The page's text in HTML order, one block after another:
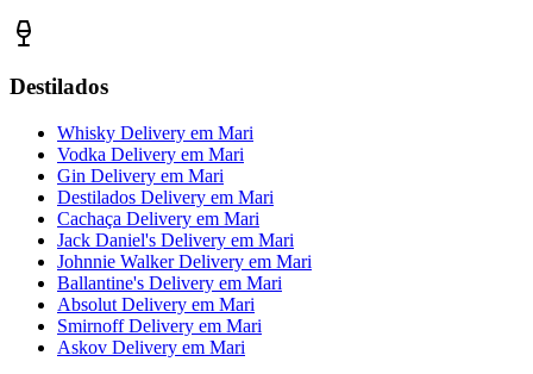
Destilados
Whisky Delivery em Mari
Vodka Delivery em Mari
Gin Delivery em Mari
Destilados Delivery em Mari
Cachaça Delivery em Mari
Jack Daniel's Delivery em Mari
Johnnie Walker Delivery em Mari
Ballantine's Delivery em Mari
Absolut Delivery em Mari
Smirnoff Delivery em Mari
Askov Delivery em Mari